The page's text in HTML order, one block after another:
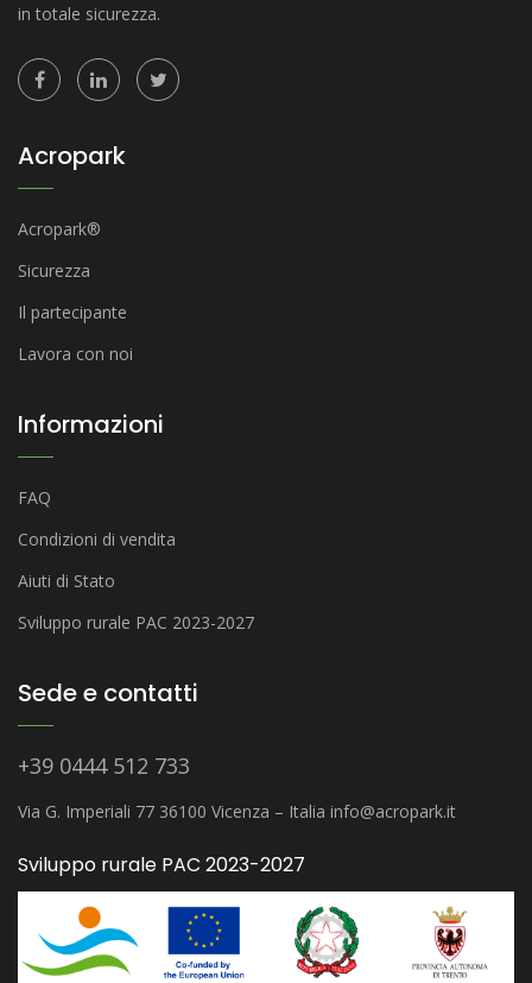
in totale sicurezza.
Acropark
Acropark®
Sicurezza
Il partecipante
Lavora con noi
Informazioni
FAQ
Condizioni di vendita
Aiuti di Stato
Sviluppo rurale PAC 2023-2027
Sede e contatti
+39 0444 512 733
Via G. Imperiali 77 36100 Vicenza – Italia info@acropark.it
Sviluppo rurale PAC 2023-2027